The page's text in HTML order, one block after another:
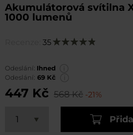
Akumulátorová svítilna
1000 lumenů
35Hodnocení:
Odeslání: Ihned
Odeslání: 69 Kč
447 Kč 568 Kč -21%